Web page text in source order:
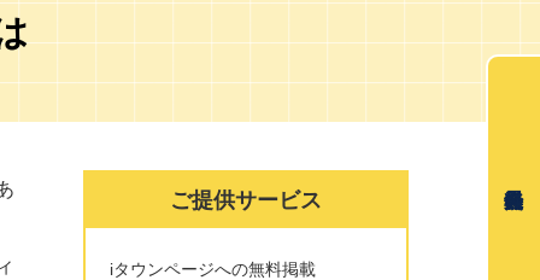
ご提供サービス
iタウンページへの無料掲載